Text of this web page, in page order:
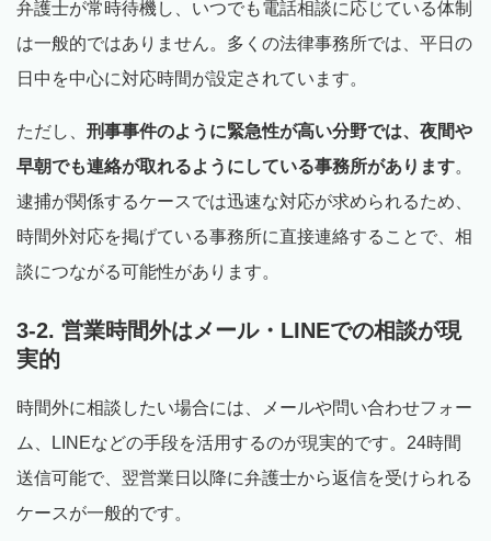
弁護士が常時待機し、いつでも電話相談に応じている体制
は一般的ではありません。多くの法律事務所では、平日の
日中を中心に対応時間が設定されています。
ただし、 刑事事件のように緊急性が高い分野では、夜間や
早朝でも連絡が取れるようにしている事務所があります。
逮捕が関係するケースでは迅速な対応が求められるため、
時間外対応を掲げている事務所に直接連絡することで、相
談につながる可能性があります。
3-2. 営業時間外はメール・LINEでの相談が現
実的
時間外に相談したい場合には、メールや問い合わせフォー
ム、LINEなどの手段を活用するのが現実的です。24時間
送信可能で、翌営業日以降に弁護士から返信を受けられる
ケースが一般的です。